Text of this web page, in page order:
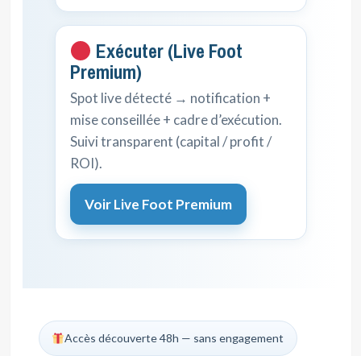
Exécuter (Live Foot
Premium)
Spot live détecté → notification +
mise conseillée + cadre d’exécution.
Suivi transparent (capital / profit /
ROI).
Voir Live Foot Premium
Accès découverte 48h — sans engagement